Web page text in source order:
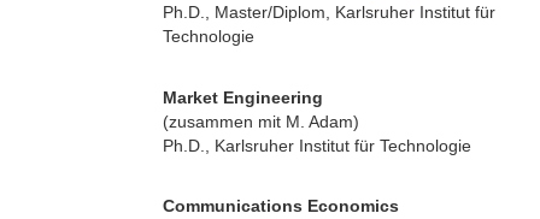
Ph.D., Master/Diplom, Karlsruher Institut für
Technologie
Market Engineering
(zusammen mit M. Adam)
Ph.D., Karlsruher Institut für Technologie
Communications Economics